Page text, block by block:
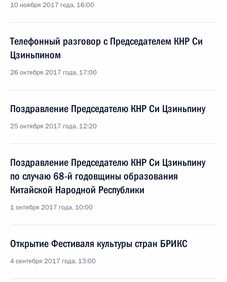
10 ноября 2017 года, 16:00
Телефонный разговор с Председателем КНР Си
Цзиньпином
26 октября 2017 года, 17:00
Поздравление Председателю КНР Си Цзиньпину
25 октября 2017 года, 12:20
Поздравление Председателю КНР Си Цзиньпину
по случаю 68-й годовщины образования
Китайской Народной Республики
1 октября 2017 года, 10:00
Открытие Фестиваля культуры стран БРИКС
4 сентября 2017 года, 13:00